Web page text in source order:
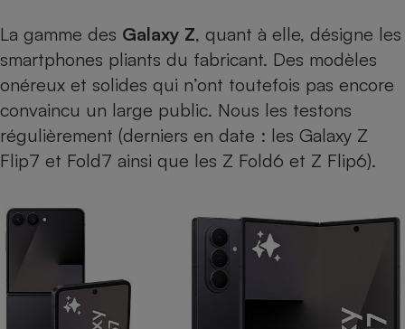
La gamme des Galaxy Z, quant à elle, désigne les
smartphones pliants du fabricant. Des modèles
onéreux et solides qui n’ont toutefois pas encore
convaincu un large public. Nous les testons
régulièrement (derniers en date : les Galaxy Z
Flip7 et Fold7 ainsi que les Z Fold6 et Z Flip6).